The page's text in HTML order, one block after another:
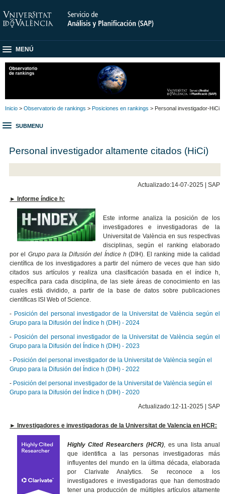
MENÚ
Inicio > Observatorio de rankings > Posiciones en rankings > Personal investigador-HiCi
SUBMENU
Personal investigador altamente citados (HiCi)
Actualizado:14-07-2025 | SAP
► Informe índice h:
Este informe analiza la posición de los
investigadores e investigadoras de la
Universitat de València en sus respectivas
disciplinas, según el ranking elaborado
por el Grupo para la Difusión del Índice h (DIH). El ranking mide la calidad
científica de los investigadores a partir del número de veces que han sido
citados sus artículos y realiza una clasificación basada en el índice h,
específica para cada disciplina, de las siete áreas de conocimiento en las
cuales está dividido, a partir de la base de datos sobre publicaciones
científicas ISI Web of Science.
- Posición del personal investigador de la Universitat de València según el
Grupo para la Difusión del Índice h (DIH) - 2024
- Posición del personal investigadorde la Universitat de València según el
Grupo para la Difusión del Índice h (DIH) - 2023
- Posición delpersonal investigador de la Universitat de València según el
Grupo para la Difusión del Índice h (DIH) - 2022
- Posición delpersonal investigador de la Universitat de València según el
Grupo para la Difusión del Índice h (DIH) - 2020
Actualizado:12-11-2025 | SAP
► Investigadores e investigadoras de la Universitat de Valencia en HCR:
Highly Cited Researchers (HCR), es una lista anual
que identifica a las personas investigadoras más
influyentes del mundo en la última década, elaborada
por Clarivate Analytics. Se reconoce a los
investigadores e investigadoras que han demostrado
tener una producción de múltiples artículos altamente